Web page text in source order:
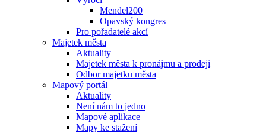
Mendel200
Opavský kongres
Pro pořadatelé akcí
Majetek města
Aktuality
Majetek města k pronájmu a prodeji
Odbor majetku města
Mapový portál
Aktuality
Není nám to jedno
Mapové aplikace
Mapy ke stažení